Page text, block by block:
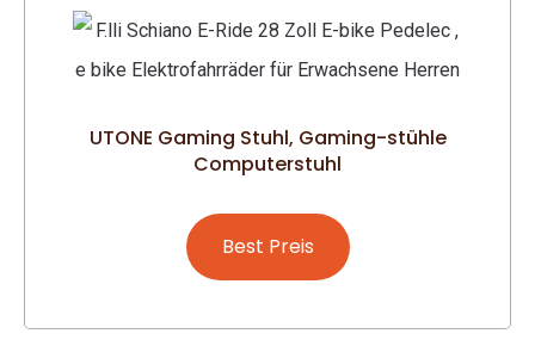
UTONE Gaming Stuhl, Gaming-stühle
Computerstuhl
Best Preis